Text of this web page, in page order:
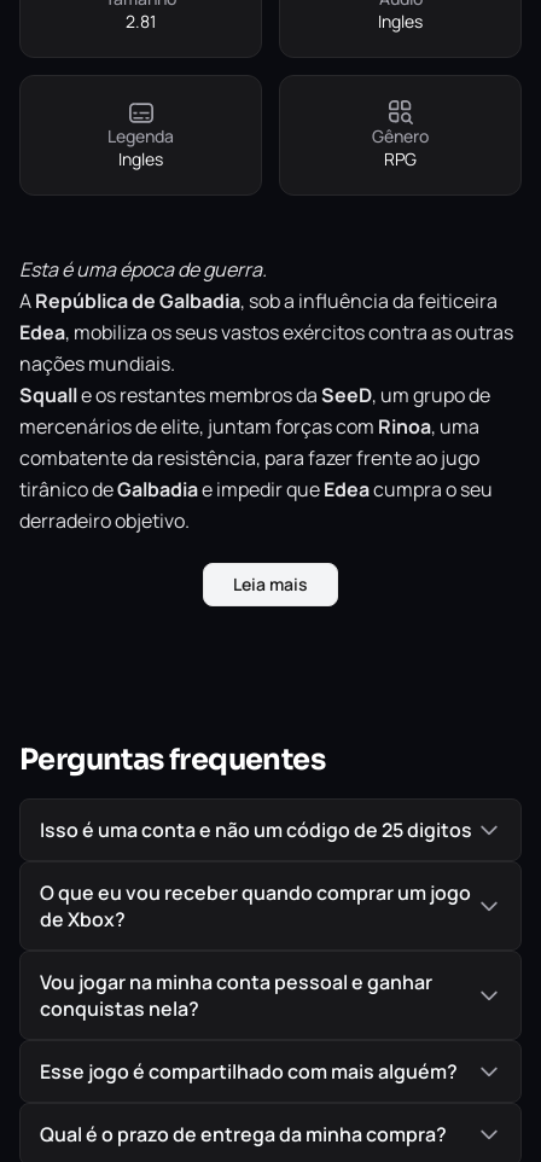
2.81
Ingles
Legenda
Ingles
Gênero
RPG
Esta é uma época de guerra.
ARepública de Galbadia, sob a influência da feiticeira
Edea, mobiliza os seus vastos exércitos contra as outras
nações mundiais.
Squalle os restantes membros daSeeD, um grupo de
mercenários de elite, juntam forças com Rinoa, uma
combatente da resistência, para fazer frente ao jugo
tirânico deGalbadiae impedir queEdeacumpra o seu
derradeiro objetivo.
remasterização
com vários melhoramentos que incluem opções
do medidor de ATB e do Limit Break)
Aumento da velocidade do jogo (x3)
Ausência de confrontos aleatórios
IMPORTANTE!
diretamente na Loja Oficial da Microsoft, garantindo
assim a melhor procedência possível para seu jogo em
mídia digital.
Leia mais
Perguntas frequentes
Isso é uma conta e não um código de 25 digitos
O que eu vou receber quando comprar um jogo
de Xbox?
Vou jogar na minha conta pessoal e ganhar
conquistas nela?
Esse jogo é compartilhado com mais alguém?
Qual é o prazo de entrega da minha compra?